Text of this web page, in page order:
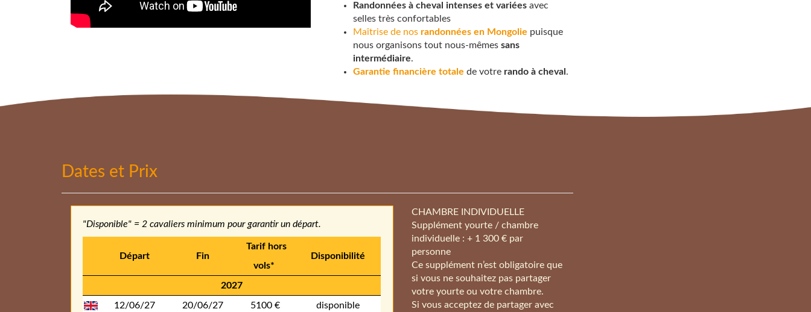
Randonnées à cheval intenses et variéesavec
selles très confortables
Maîtrise de nos randonnées en Mongolie puisque
nous organisons tout nous-mêmes sans
intermédiaire.
Garantie financière totale de votre rando à cheval .
Dates et Prix
"Disponible" = 2 cavaliers minimum pour garantir un départ.
Départ Fin
Tarif hors
vols*
Disponibilité
2027
12/06/27 20/06/27 5100 € disponible
CHAMBRE INDIVIDUELLE
Supplément yourte / chambre
individuelle : + 1 300 € par
personne
Ce supplément n’est obligatoire que
si vous ne souhaitez pas partager
votre yourte ou votre chambre.
Si vous acceptez de partager avec